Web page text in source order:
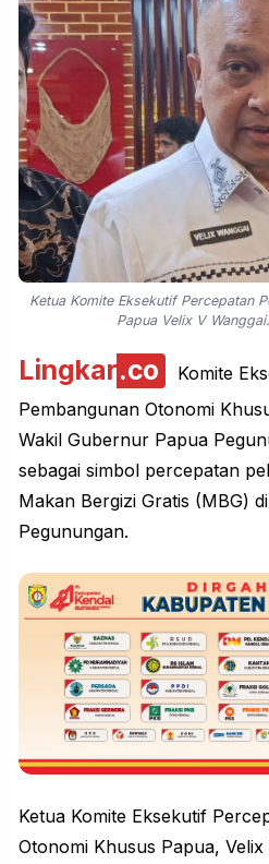
Ketua Komite Eksekutif Percepatan
Papua Velix V
Lingkar.co
Komite
Pembangunan Otonomi
Wakil Gubernur Papua
sebagai simbol percepatan
Makan Bergizi Gratis (MBG)
Pegunungan.
Ketua Komite Eksekutif
Otonomi Khusus Papua,